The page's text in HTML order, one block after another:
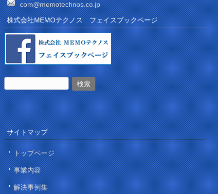
com@memotechnos.co.jp
株式会社MEMOテクノス フェイスブックページ
サイトマップ
トップページ
事業内容
解決事例集